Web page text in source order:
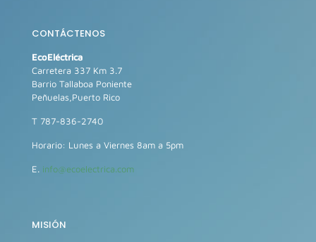
CONTÁCTENOS
EcoEléctrica
Carretera 337 Km 3.7
Barrio Tallaboa Poniente
Peñuelas,Puerto Rico
T 787-836-2740
Horario: Lunes a Viernes 8am a 5pm
E. info@ecoelectrica.com
MISIÓN